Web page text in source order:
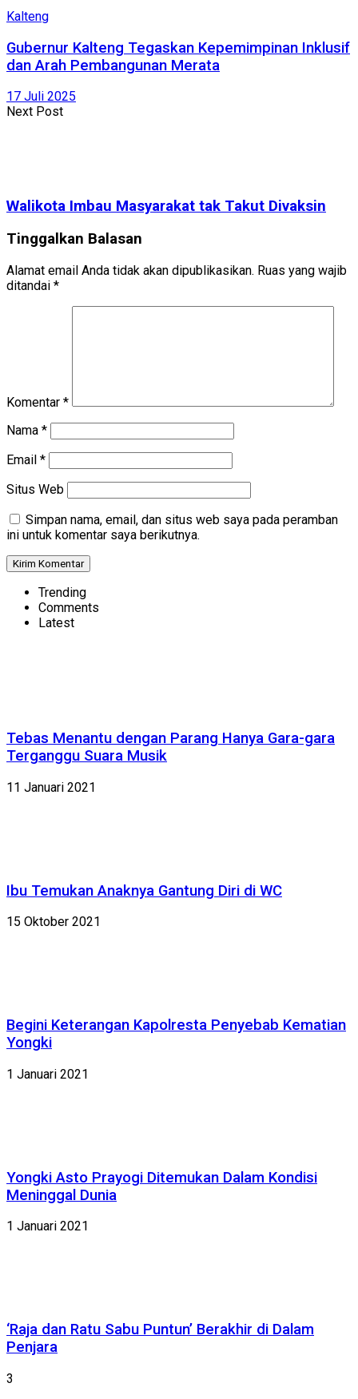
Kalteng
Gubernur Kalteng Tegaskan Kepemimpinan Inklusif
dan Arah Pembangunan Merata
17 Juli 2025
Next Post
Walikota Imbau Masyarakat tak Takut Divaksin
Tinggalkan Balasan
Alamat email Anda tidak akan dipublikasikan. Ruas yang wajib
ditandai *
Komentar *
Nama *
Email *
Situs Web
Simpan nama, email, dan situs web saya pada peramban
ini untuk komentar saya berikutnya.
Trending
Comments
Latest
Tebas Menantu dengan Parang Hanya Gara-gara
Terganggu Suara Musik
11 Januari 2021
Ibu Temukan Anaknya Gantung Diri di WC
15 Oktober 2021
Begini Keterangan Kapolresta Penyebab Kematian
Yongki
1 Januari 2021
Yongki Asto Prayogi Ditemukan Dalam Kondisi
Meninggal Dunia
1 Januari 2021
‘Raja dan Ratu Sabu Puntun’ Berakhir di Dalam
Penjara
3